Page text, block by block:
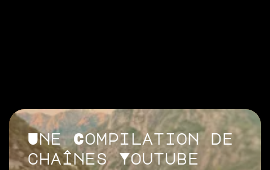
Une Compilation de
chaînes Youtube